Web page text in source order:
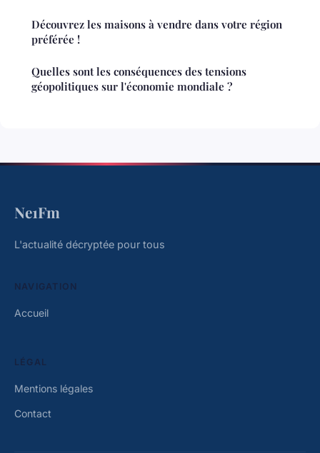
Découvrez les maisons à vendre dans votre région
préférée !
Quelles sont les conséquences des tensions
géopolitiques sur l'économie mondiale ?
Ne1Fm
L'actualité décryptée pour tous
NAVIGATION
Accueil
LÉGAL
Mentions légales
Contact